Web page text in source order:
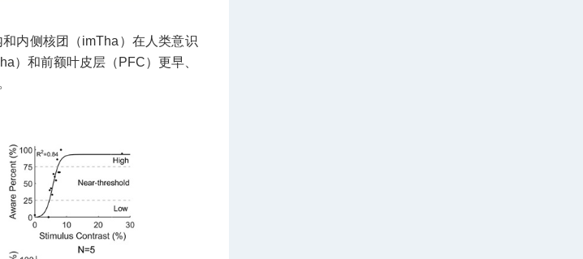
内侧核团（imTha）在人类意识
）和前额叶皮层（PFC）更早、